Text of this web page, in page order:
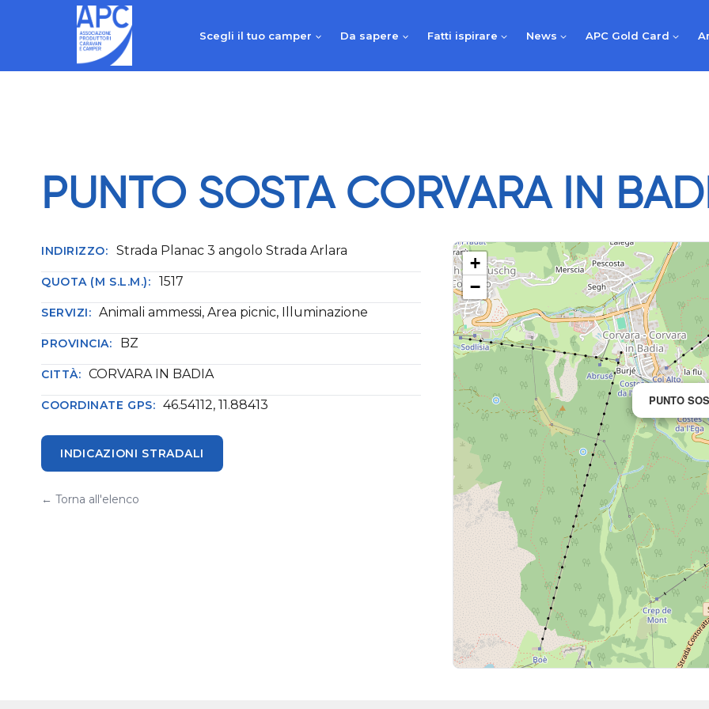
Scegli il tuo camper Da sapere Fatti ispirare News APC Gold Card
PUNTO SOSTA CORVARA IN
INDIRIZZO: Strada Planac 3 angolo Strada Arlara
QUOTA (M S.L.M.): 1517
SERVIZI: Animali ammessi, Area picnic, Illuminazione
PROVINCIA: BZ
CITTÀ: CORVARA IN BADIA
COORDINATE GPS: 46.54112, 11.88413
INDICAZIONI STRADALI
← Torna all'elenco
PUNTO
+
−